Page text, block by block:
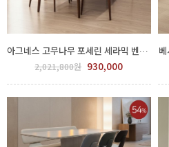
아그네스 고무나무 포세린 세라믹 벤치형 식탁 세트 700-224
2,021,800원 930,000